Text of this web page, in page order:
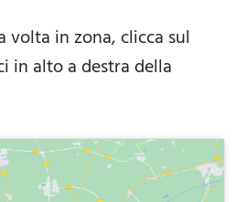
volta in zona, clicca sul
in alto a destra della